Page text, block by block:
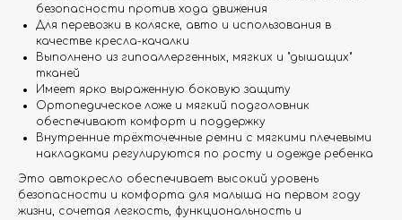
безопасности против хода движения
Для перевозки в коляске, авто и использования в
качестве кресла-качалки
Выполнено из гипоаллергенных, мягких и "дышащих"
тканей
Имеет ярко выраженную боковую защиту
Ортопедическое ложе и мягкий подголовник
обеспечивают комфорт и поддержку
Внутренние трёхточечные ремни с мягкими плечевыми
накладками регулируются по росту и одежде ребенка
Это автокресло обеспечивает высокий уровень
безопасности и комфорта для малыша на первом году
жизни, сочетая легкость, функциональность и